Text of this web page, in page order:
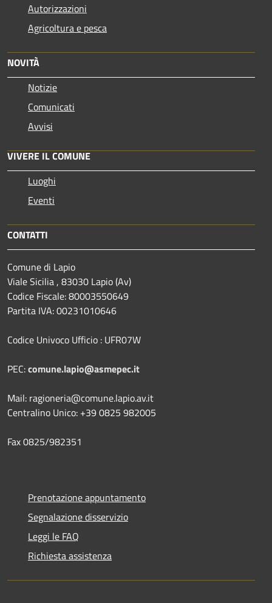
Autorizzazioni
Agricoltura e pesca
NOVITÀ
Notizie
Comunicati
Avvisi
VIVERE IL COMUNE
Luoghi
Eventi
CONTATTI
Comune di Lapio
Viale Sicilia , 83030 Lapio (Av)
Codice Fiscale: 80003550649
Partita IVA: 00231010646
Codice Univoco Ufficio : UFR07W
PEC:comune.lapio@asmepec.it
Mail: ragioneria@comune.lapio.av.it
Centralino Unico: +39 0825 982005
Fax 0825/982351
Prenotazione appuntamento
Segnalazione disservizio
Leggi le FAQ
Richiesta assistenza